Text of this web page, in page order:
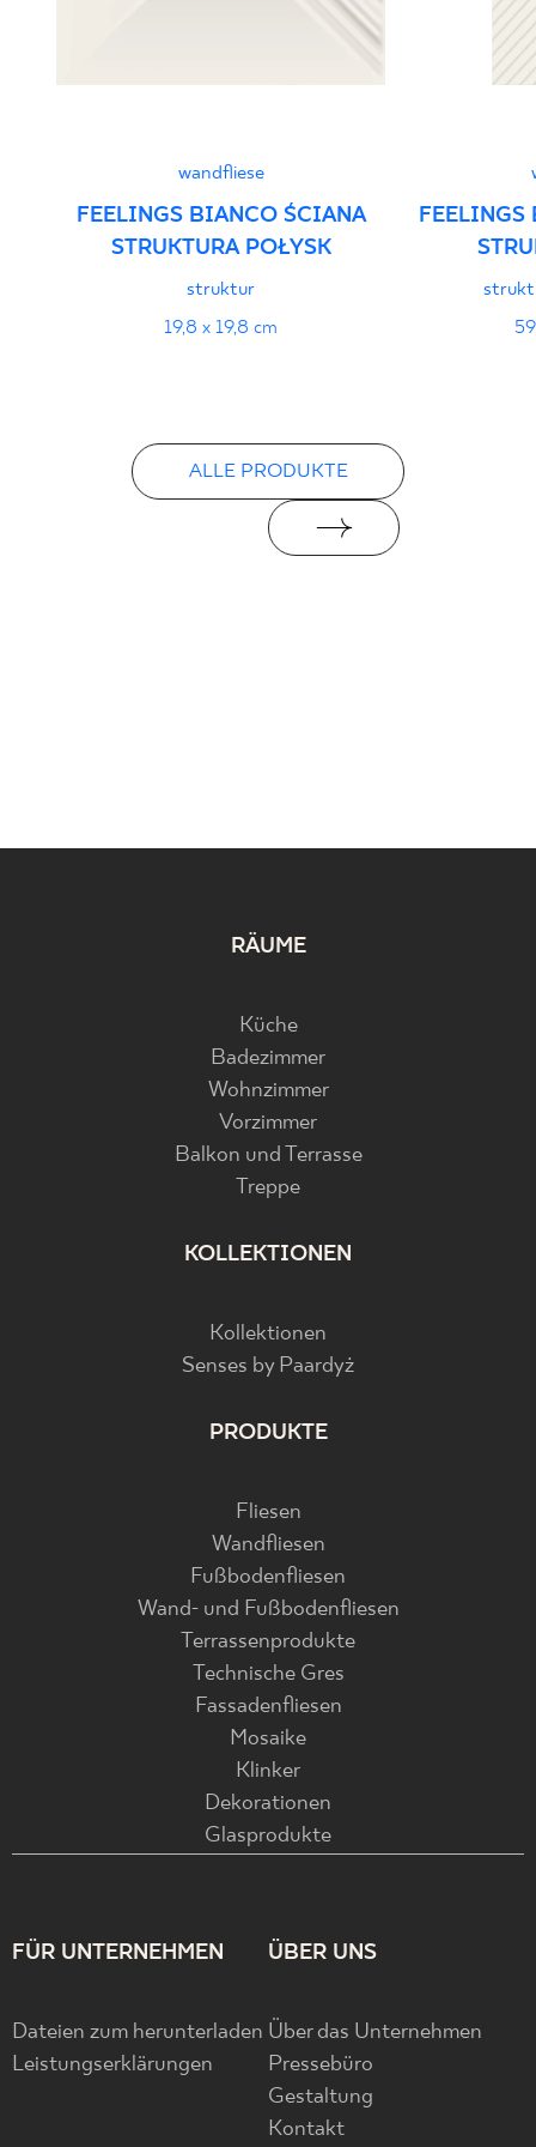
wandfliese
FEELINGS BIANCO ŚCIANA
STRUKTURA POŁYSK
struktur
19,8 x 19,8 cm
FEELINGS
ALLE PRODUKTE
RÄUME
Küche
Badezimmer
Wohnzimmer
Vorzimmer
Balkon und Terrasse
Treppe
KOLLEKTIONEN
Kollektionen
Senses by Paardyż
PRODUKTE
Fliesen
Wandfliesen
Fußbodenfliesen
Wand- und Fußbodenfliesen
Terrassenprodukte
Technische Gres
Fassadenfliesen
Mosaike
Klinker
Dekorationen
Glasprodukte
FÜR UNTERNEHMEN
Dateien zum herunterladen
Leistungserklärungen
ÜBER UNS
Über das Unternehmen
Pressebüro
Gestaltung
Kontakt